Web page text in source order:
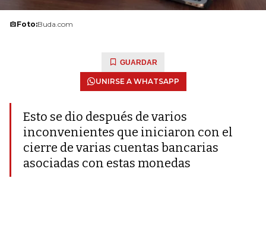
Foto:Buda.com
GUARDAR
UNIRSE A WHATSAPP
Esto se dio después de varios
inconvenientes que iniciaron con el
cierre de varias cuentas bancarias
asociadas con estas monedas